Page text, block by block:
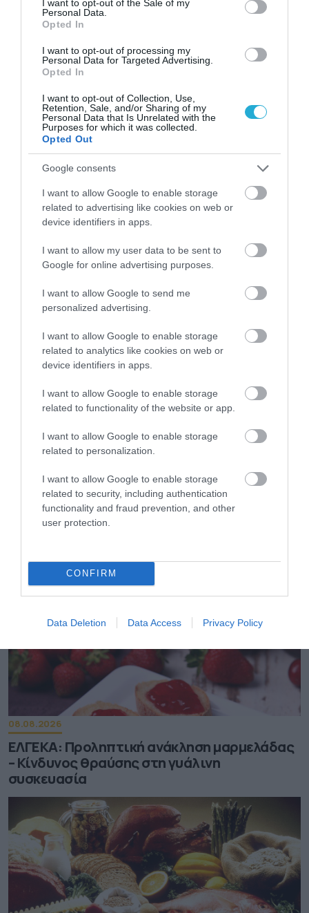
I want to opt-out of the Sale of my
Personal Data.
Opted In
I want to opt-out of processing my
Personal Data for Targeted Advertising.
Opted In
I want to opt-out of Collection, Use,
Retention, Sale, and/or Sharing of my
Personal Data that Is Unrelated with the
Purposes for which it was collected.
Opted Out
Google consents
I want to allow Google to enable storage
related to advertising like cookies on web or
device identifiers in apps.
I want to allow my user data to be sent to
Google for online advertising purposes.
I want to allow Google to send me
personalized advertising.
I want to allow Google to enable storage
related to analytics like cookies on web or
device identifiers in apps.
I want to allow Google to enable storage
related to functionality of the website or app.
I want to allow Google to enable storage
related to personalization.
I want to allow Google to enable storage
related to security, including authentication
functionality and fraud prevention, and other
user protection.
CONFIRM
Data Deletion Data Access Privacy Policy
09.08.2026
Οι γεύσεις του Αιγαίου στο πιάτο: «Ταξίδι»
στην αιγαιοπελαγίτικη γαστρονομία
09.08.2026
Πώς να ξεπαγώσετε σωστά τα ψάρια
09.08.2026
Συνταγή: Λαχταριστό επιδόρπιο χωρίς
ζάχαρη με πέντε υλικά
08.08.2026
ΕΛΓΕΚΑ: Προληπτική ανάκληση μαρμελάδας
– Κίνδυνος θραύσης στη γυάλινη
συσκευασία